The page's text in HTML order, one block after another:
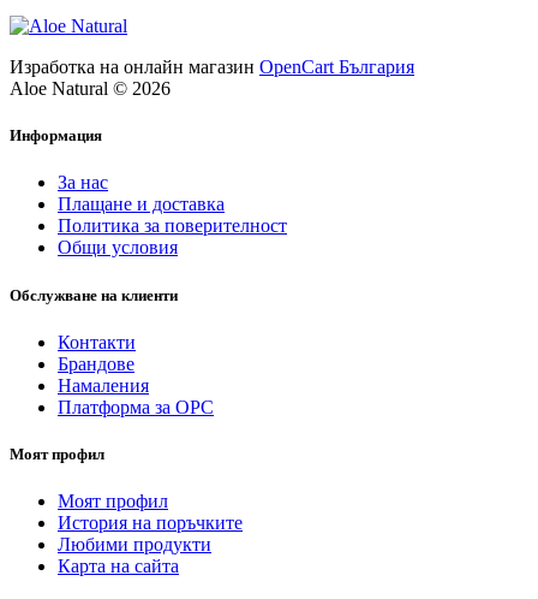
Изработка на онлайн магазин OpenCart България
Aloe Natural © 2026
Информация
За нас
Плащане и доставка
Политика за поверителност
Общи условия
Обслужване на клиенти
Контакти
Брандове
Намаления
Платформа за ОРС
Моят профил
Моят профил
История на поръчките
Любими продукти
Карта на сайта